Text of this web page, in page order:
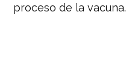
proceso de la vacuna.